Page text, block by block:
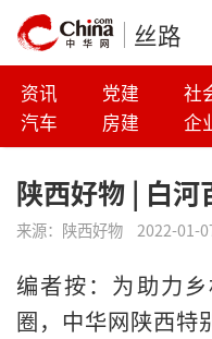
丝路
资讯 党建 社
汽车
房建 企
陕西好物 | 白河
来源： 陕西好物 2022-01-
编者按：为助力
圈，中华网陕西特